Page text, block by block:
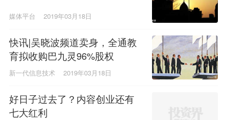
媒体平台 2019年03月18日
快讯|吴晓波频道卖身，全通教
育拟收购巴九灵96%股权
新一代信息技术 2019年03月18日
好日子过去了？内容创业还有
七大红利